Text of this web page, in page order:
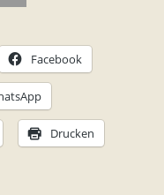
Facebook
Drucken